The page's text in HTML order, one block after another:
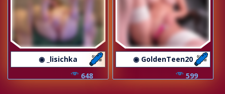
◉ _lisichka
648
◉ GoldenTeen20
599